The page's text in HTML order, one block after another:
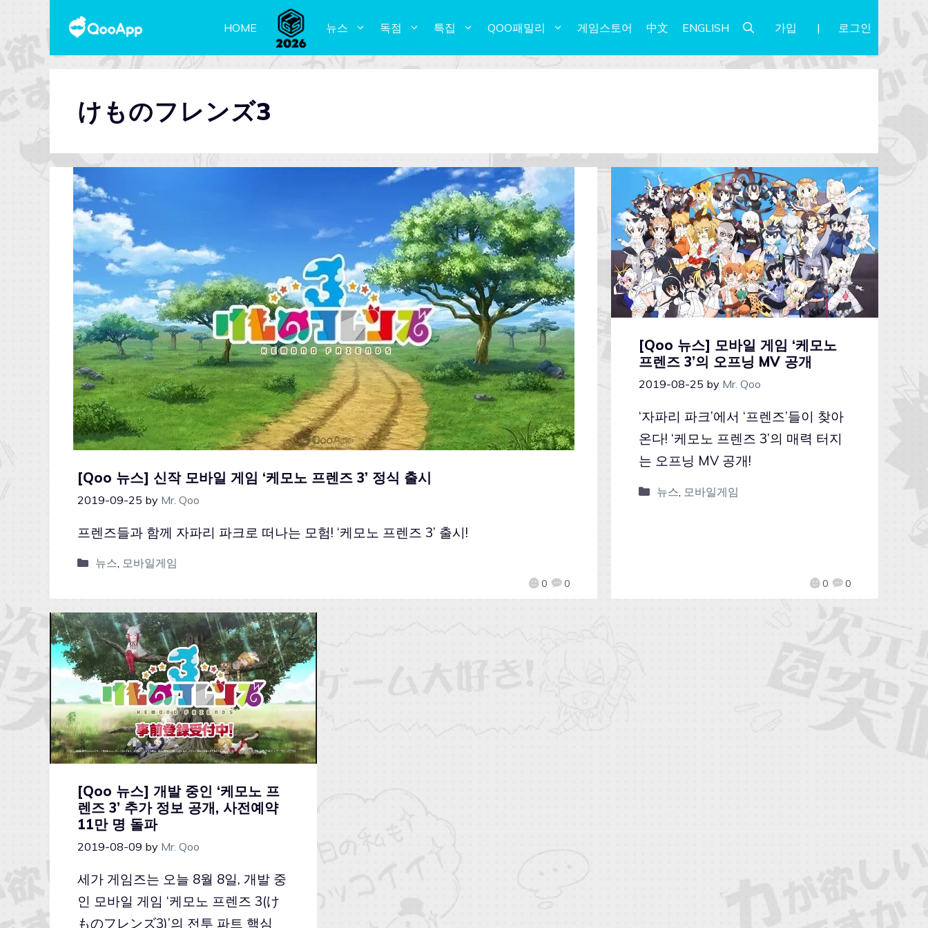
HOME 뉴스 독점 특집 QOO패밀리 게임스토어 中文 ENGLISH 가입 로그인
けものフレンズ3
[Qoo 뉴스] 신작 모바일 게임 ‘케모노 프렌즈 3’ 정식 출시
2019-09-25 by Mr. Qoo
0 0
프렌즈들과 함께 자파리 파크로 떠나는 모험! ‘케모노 프렌즈 3’ 출시!
뉴스, 모바일게임
[Qoo 뉴스] 모바일 게임 ‘케모노
프렌즈 3’의 오프닝 MV 공개
2019-08-25 by Mr. Qoo
0 0
‘자파리 파크’에서 ‘프렌즈’들이 찾아
온다! ‘케모노 프렌즈 3’의 매력 터지
는 오프닝 MV 공개!
뉴스 모바일게임
[Qoo 뉴스] 개발 중인 ‘케모노 프
렌즈 3’ 추가 정보 공개, 사전예약
11만 명 돌파
2019-08-09 by Mr. Qoo
세가 게임즈는 오늘 8월 8일, 개발 중
인 모바일 게임 ‘케모노 프렌즈 3(け
ものフレンズ3)’의 전투 파트 핵심